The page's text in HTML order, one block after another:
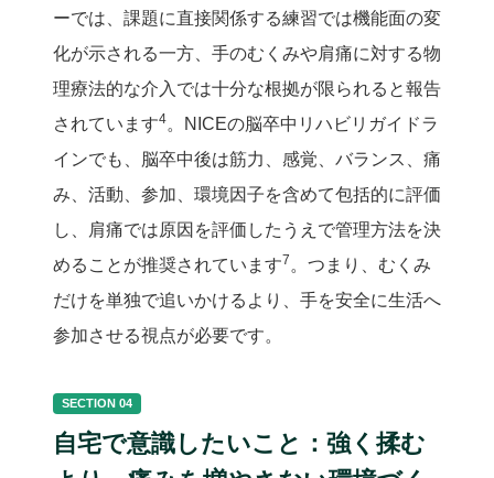
ーでは、課題に直接関係する練習では機能面の変
化が示される一方、手のむくみや肩痛に対する物
理療法的な介入では十分な根拠が限られると報告
されています4。NICEの脳卒中リハビリガイドラ
インでも、脳卒中後は筋力、感覚、バランス、痛
み、活動、参加、環境因子を含めて包括的に評価
し、肩痛では原因を評価したうえで管理方法を決
めることが推奨されています7 。つまり、むくみ
だけを単独で追いかけるより、手を安全に生活へ
参加させる視点が必要です。
SECTION 04
自宅で意識したいこと：強く揉む